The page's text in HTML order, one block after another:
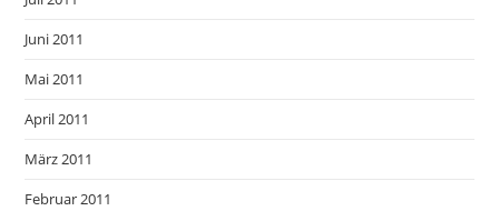
Juni 2011
Mai 2011
April 2011
März 2011
Februar 2011